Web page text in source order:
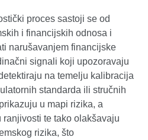
proces sastoji se od
i financijskih odnosa i
narušavanjem financijske
signali koji upozoravaju
na temelju kalibracija
standarda ili stručnih
u mapi rizika, a
te tako olakšavaju
rizika, što